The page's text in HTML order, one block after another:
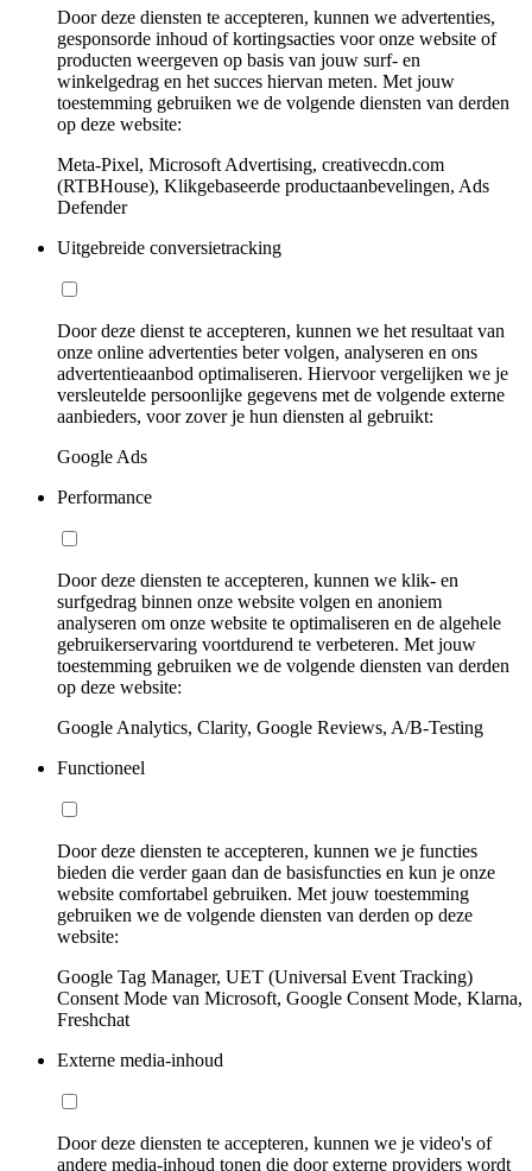
Door deze diensten te accepteren, kunnen we advertenties,
gesponsorde inhoud of kortingsacties voor onze website of
producten weergeven op basis van jouw surf- en
winkelgedrag en het succes hiervan meten. Met jouw
toestemming gebruiken we de volgende diensten van derden
op deze website:
Meta-Pixel, Microsoft Advertising, creativecdn.com
(RTBHouse), Klikgebaseerde productaanbevelingen, Ads
Defender
Uitgebreide conversietracking
Door deze dienst te accepteren, kunnen we het resultaat van
onze online advertenties beter volgen, analyseren en ons
advertentieaanbod optimaliseren. Hiervoor vergelijken we je
versleutelde persoonlijke gegevens met de volgende externe
aanbieders, voor zover je hun diensten al gebruikt:
Google Ads
Performance
Door deze diensten te accepteren, kunnen we klik- en
surfgedrag binnen onze website volgen en anoniem
analyseren om onze website te optimaliseren en de algehele
gebruikerservaring voortdurend te verbeteren. Met jouw
toestemming gebruiken we de volgende diensten van derden
op deze website:
Google Analytics, Clarity, Google Reviews, A/B-Testing
Functioneel
Door deze diensten te accepteren, kunnen we je functies
bieden die verder gaan dan de basisfuncties en kun je onze
website comfortabel gebruiken. Met jouw toestemming
gebruiken we de volgende diensten van derden op deze
website:
Google Tag Manager, UET (Universal Event Tracking)
Consent Mode van Microsoft, Google Consent Mode, Klarna,
Freshchat
Externe media-inhoud
Door deze diensten te accepteren, kunnen we je video's of
andere media-inhoud tonen die door externe providers wordt